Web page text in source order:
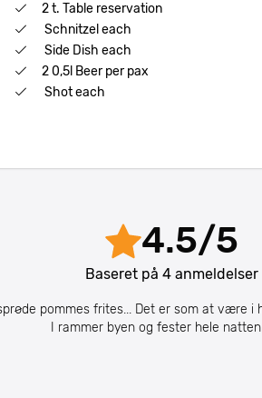
2 t. Table reservation
Schnitzel each
Side Dish each
2 0,5l Beer per pax
Shot each
4.5/5
Baseret på 4anmeldelser
pommes frites... Det er som at være i
I rammer byen og fester hele